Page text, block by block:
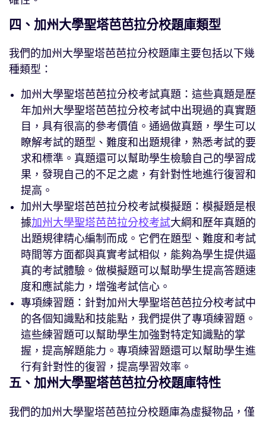
四、加州大學聖塔芭芭拉分校題庫類型
我們的加州大學聖塔芭芭拉分校題庫主要包括以下幾
種類型：
加州大學聖塔芭芭拉分校考試真題：這些真題是歷
年加州大學聖塔芭芭拉分校考試中出現過的真實題
目，具有很高的參考價值。通過做真題，學生可以
瞭解考試的題型、難度和出題規律，熟悉考試的要
求和標準。真題還可以幫助學生檢驗自己的學習成
果，發現自己的不足之處，有針對性地進行復習和
提高。
加州大學聖塔芭芭拉分校考試模擬題：模擬題是根
據加州大學聖塔芭芭拉分校考試大綱和歷年真題的
出題規律精心編制而成。它們在題型、難度和考試
時間等方面都與真實考試相似，能夠為學生提供逼
真的考試體驗。做模擬題可以幫助學生提高答題速
度和應試能力，增強考試信心。
專項練習題：針對加州大學聖塔芭芭拉分校考試中
的各個知識點和技能點，我們提供了專項練習題。
這些練習題可以幫助學生加強對特定知識點的掌
握，提高解題能力。專項練習題還可以幫助學生進
行有針對性的復習，提高學習效率。
五、加州大學聖塔芭芭拉分校題庫特性
我們的加州大學聖塔芭芭拉分校題庫為虛擬物品，僅